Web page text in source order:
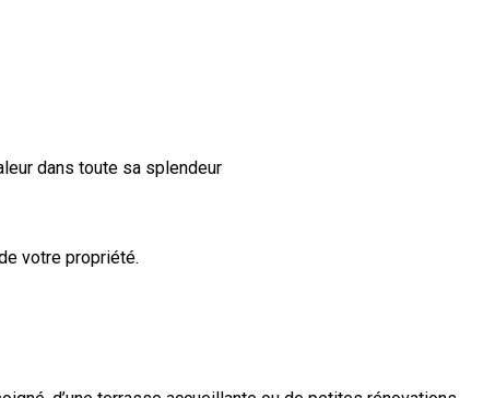
dans toute sa splendeur
votre propriété.